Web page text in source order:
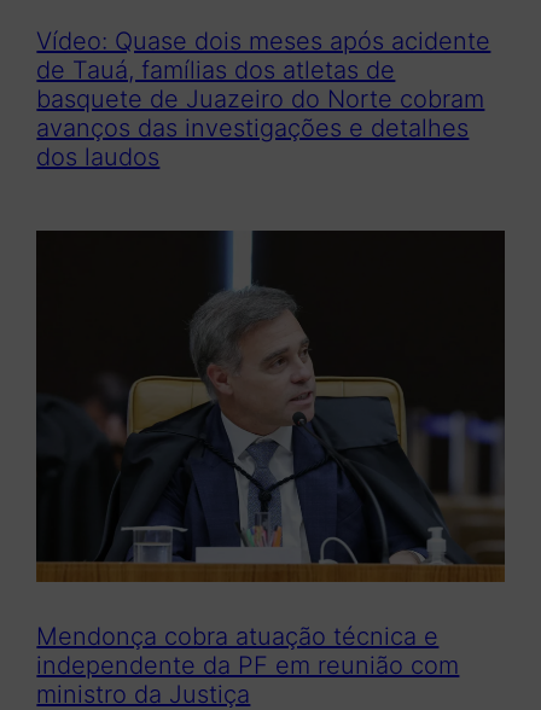
Vídeo: Quase dois meses após acidente
de Tauá, famílias dos atletas de
basquete de Juazeiro do Norte cobram
avanços das investigações e detalhes
dos laudos
Mendonça cobra atuação técnica e
independente da PF em reunião com
ministro da Justiça